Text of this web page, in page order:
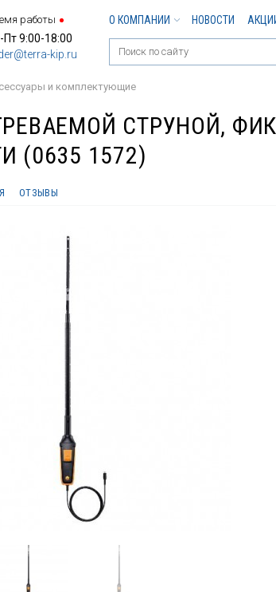
работы
Пт 9:00-18:00
kip.ru
О КОМПАНИИ НОВОСТИ
и комплектующие
СТРУНОЙ,
(0635 1572)
ОТЗЫВЫ